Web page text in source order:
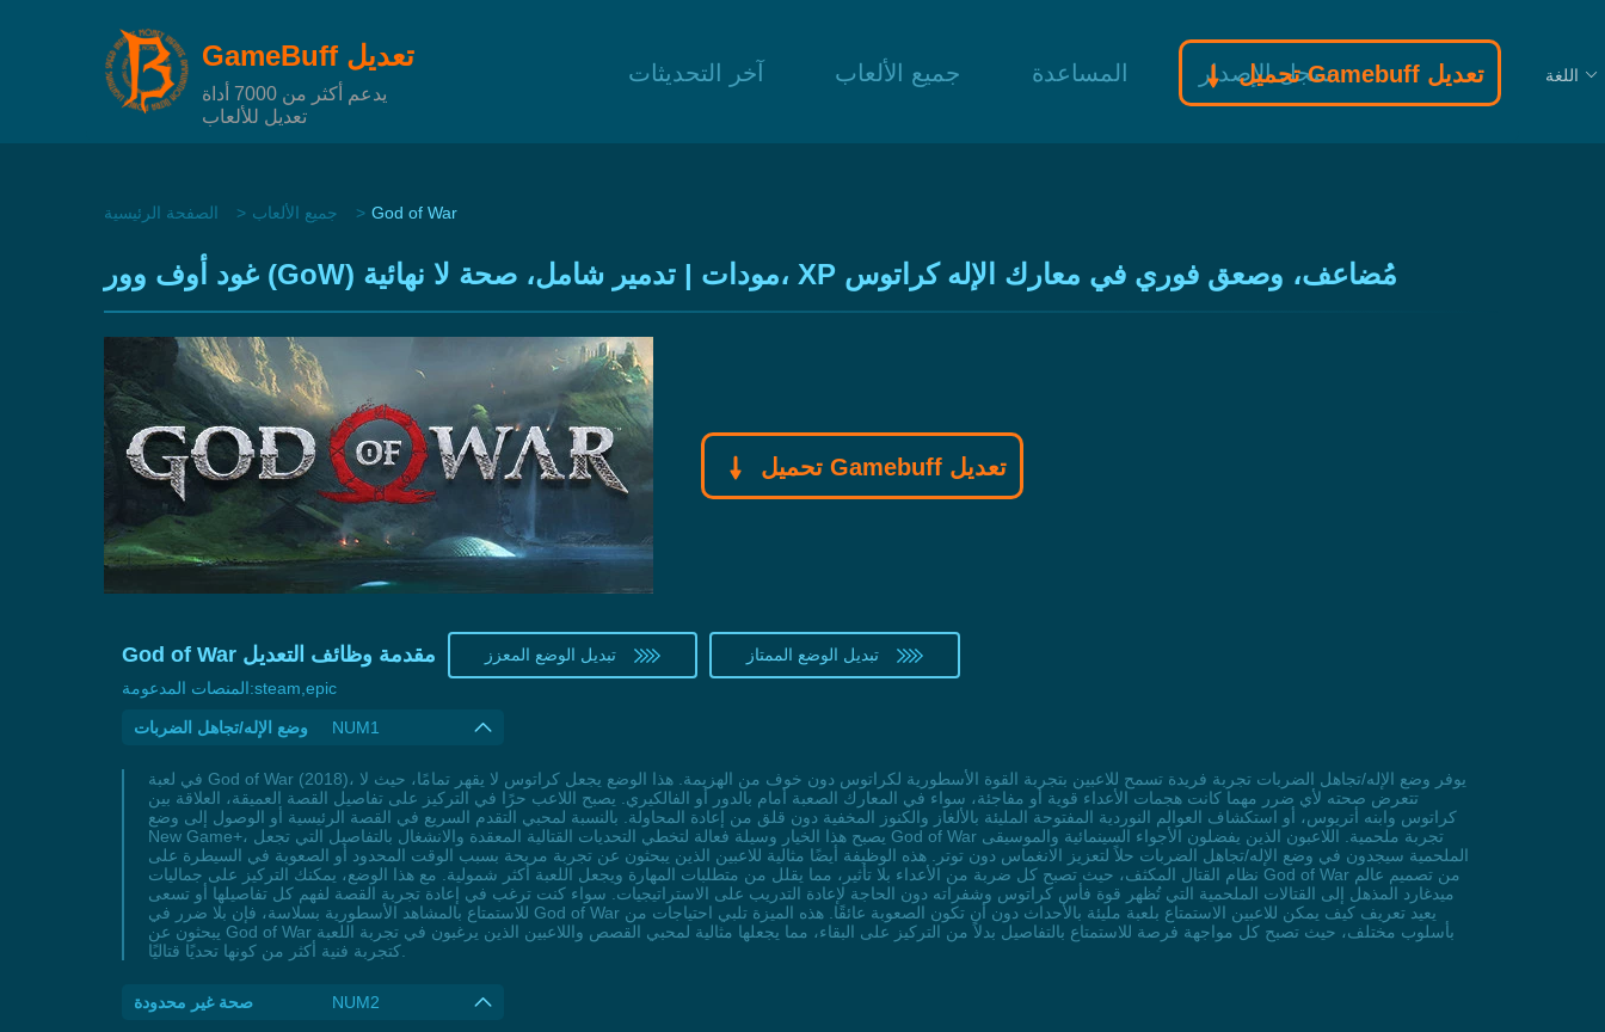
GameBuff تعديل
يدعم أكثر من 7000 أداة
تعديل للألعاب
آخر التحديثات جميع الألعاب المساعدة سجل الإصدار تحميل Gamebuff تعديل اللغة
الصفحة الرئيسية جميع الألعاب God of War
غود أوف وور (GoW) مودات | تدمير شامل، صحة لا نهائية، XP مُضاعف، وصعق فوري في معارك الإله كراتوس
تحميل Gamebuff تعديل
God of War مقدمة وظائف التعديل تبديل الوضع المعزز
تبديل الوضع الممتاز
المنصات المدعومة:steam,epic
وضع الإله/تجاهل الضربات NUM1
في لعبة God of War (2018)، يوفر وضع الإله/تجاهل الضربات تجربة فريدة تسمح للاعبين بتجربة القوة الأسطورية لكراتوس دون خوف من الهزيمة. هذا الوضع يجعل كراتوس لا يقهر تمامًا، حيث لا
تتعرض صحته لأي ضرر مهما كانت هجمات الأعداء قوية أو مفاجئة، سواء في المعارك الصعبة أمام بالدور أو الفالكيري. يصبح اللاعب حرًا في التركيز على تفاصيل القصة العميقة، العلاقة بين
كراتوس وابنه أتريوس، أو استكشاف العوالم النوردية المفتوحة المليئة بالألغاز والكنوز المخفية دون قلق من إعادة المحاولة. بالنسبة لمحبي التقدم السريع في القصة الرئيسية أو الوصول إلى وضع
New Game+، يصبح هذا الخيار وسيلة فعالة لتخطي التحديات القتالية المعقدة والانشغال بالتفاصيل التي تجعل God of War تجربة ملحمية. اللاعبون الذين يفضلون الأجواء السينمائية والموسيقى
الملحمية سيجدون في وضع الإله/تجاهل الضربات حلاً لتعزيز الانغماس دون توتر. هذه الوظيفة أيضًا مثالية للاعبين الذين يبحثون عن تجربة مريحة بسبب الوقت المحدود أو الصعوبة في السيطرة على
نظام القتال المكثف، حيث تصبح كل ضربة من الأعداء بلا تأثير، مما يقلل من متطلبات المهارة ويجعل اللعبة أكثر شمولية. مع هذا الوضع، يمكنك التركيز على جماليات God of War من تصميم عالم
ميدغارد المذهل إلى القتالات الملحمية التي تُظهر قوة فأس كراتوس وشفراته دون الحاجة لإعادة التدريب على الاستراتيجيات. سواء كنت ترغب في إعادة تجربة القصة لفهم كل تفاصيلها أو تسعى
للاستمتاع بالمشاهد الأسطورية بسلاسة، فإن بلا ضرر في God of War يعيد تعريف كيف يمكن للاعبين الاستمتاع بلعبة مليئة بالأحداث دون أن تكون الصعوبة عائقًا. هذه الميزة تلبي احتياجات من
يبحثون عن God of War بأسلوب مختلف، حيث تصبح كل مواجهة فرصة للاستمتاع بالتفاصيل بدلاً من التركيز على البقاء، مما يجعلها مثالية لمحبي القصص واللاعبين الذين يرغبون في تجربة اللعبة
صحة غير محدودة NUM2